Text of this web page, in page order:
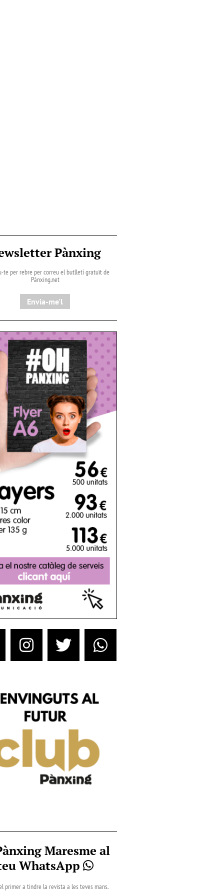
Pànxing
te per rebre per correu el butlletí gratuït de
Pànxing.net​
Envia-me'l
Maresme al
WhatsApp
primer a tindre la revista a les teves mans.